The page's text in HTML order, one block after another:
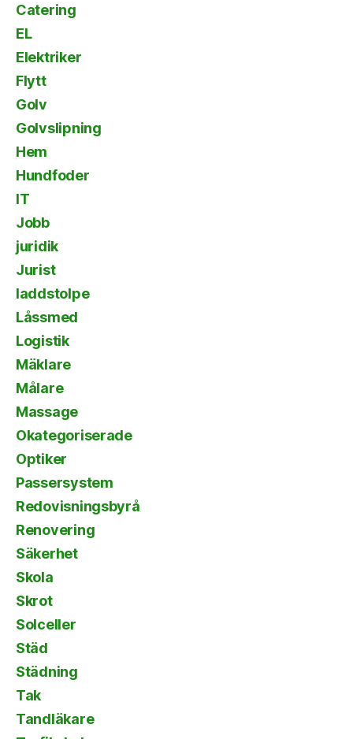
Catering
EL
Elektriker
Flytt
Golv
Golvslipning
Hem
Hundfoder
IT
Jobb
juridik
Jurist
laddstolpe
Låssmed
Logistik
Mäklare
Målare
Massage
Okategoriserade
Optiker
Passersystem
Redovisningsbyrå
Renovering
Säkerhet
Skola
Skrot
Solceller
Städ
Städning
Tak
Tandläkare